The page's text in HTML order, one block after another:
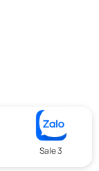
Sale 3